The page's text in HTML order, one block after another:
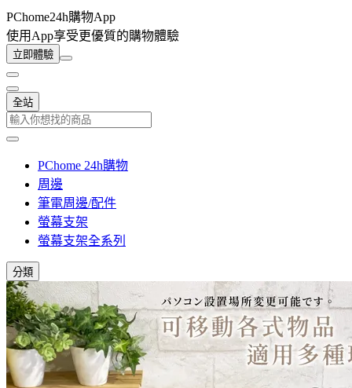
PChome24h購物App
使用App享受更優質的購物體驗
立即體驗
全站
PChome 24h購物
周邊
筆電周邊/配件
螢幕支架
螢幕支架全系列
分類